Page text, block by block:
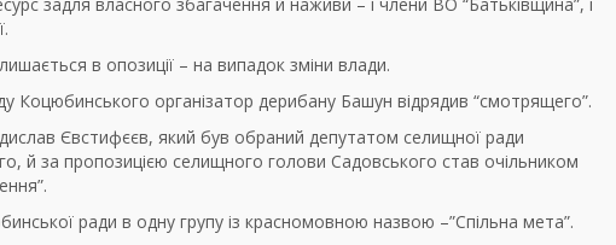
в опозиції – на випадок зміни влади.
Коцюбинського організатор дерибану Башун відрядив “смотрящего”.
Євстифєєв, який був обраний депутатом селищної ради
й за пропозицією селищного голови Садовського став очільником
ради в одну групу із красномовною назвою –”Спільна мета”.